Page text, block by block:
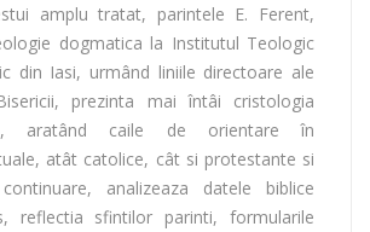
amplu tratat, parintele E. Ferent,
dogmatica la Institutul Teologic
din Iasi, urmând liniile directoare ale
prezinta mai întâi cristologia
aratând caile de orientare în
atât catolice, cât si protestante si
analizeaza datele biblice
reflectia sfintilor parinti, formularile